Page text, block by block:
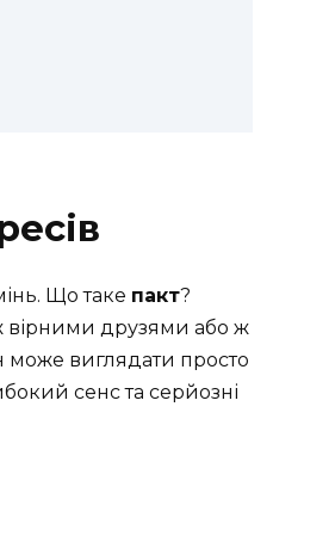
Що таке пакт?
вірними друзями або ж
може виглядати просто
сенс та серйозні